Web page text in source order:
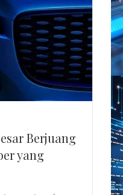
Berjuang
yang